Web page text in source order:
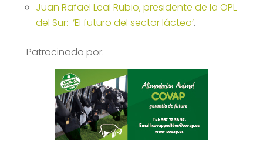
Juan Rafael Leal Rubio, presidente de la OPL
del Sur: ‘El futuro del sector lácteo’.
Patrocinado por: